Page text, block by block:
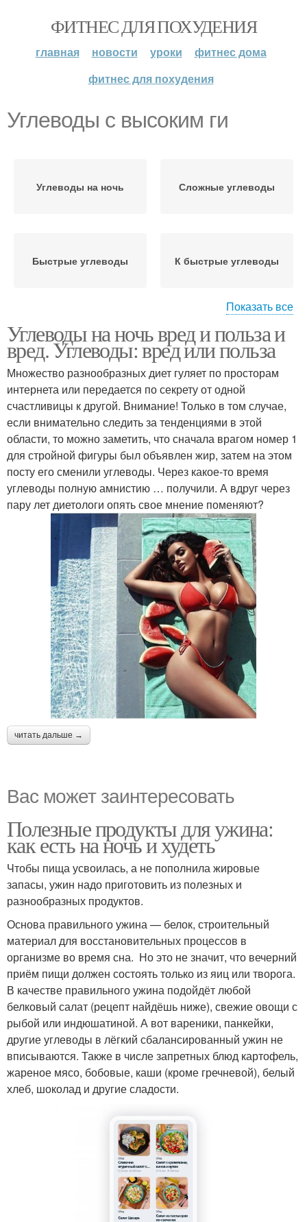
ФИТНЕС ДЛЯ ПОХУДЕНИЯ
главная новости уроки
фитнес дома
фитнес для похудения
Углеводы с высоким ги
Углеводы на ночь Сложные углеводы
Быстрые углеводы К быстрые углеводы
Высокий г Углеводы с жирами
Медленные углеводы
Показать все
Углеводы на ночь вред и польза и
вред. Углеводы: вред или польза
Множество разнообразных диет гуляет по просторам
интернета или передается по секрету от одной
счастливицы к другой. Внимание! Только в том случае,
если внимательно следить за тенденциями в этой
области, то можно заметить, что сначала врагом номер 1
для стройной фигуры был объявлен жир, затем на этом
посту его сменили углеводы. Через какое-то время
углеводы полную амнистию … получили. А вдруг через
пару лет диетологи опять свое мнение поменяют?
читать дальше →
Вас может заинтересовать
Полезные продукты для ужина:
как есть на ночь и худеть
Чтобы пища усвоилась, а не пополнила жировые
запасы, ужин надо приготовить из полезных и
разнообразных продуктов.
Основа правильного ужина — белок, строительный
материал для восстановительных процессов в
организме во время сна. Но это не значит, что вечерний
приём пищи должен состоять только из яиц или творога.
В качестве правильного ужина подойдёт любой
белковый салат (рецепт найдёшь ниже), свежие овощи с
рыбой или индюшатиной. А вот вареники, панкейки,
другие углеводы в лёгкий сбалансированный ужин не
вписываются. Также в числе запретных блюд картофель,
жареное мясо, бобовые, каши (кроме гречневой), белый
хлеб, шоколад и другие сладости.